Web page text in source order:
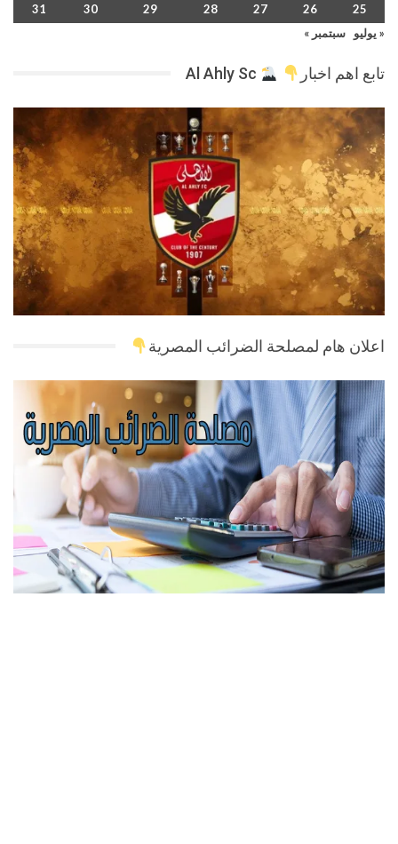
25
26
27
28
29
30
31
« يوليو
سبتمبر »
تابع اهم اخبار
اعلان هام لمصلحة الضرائب المصرية